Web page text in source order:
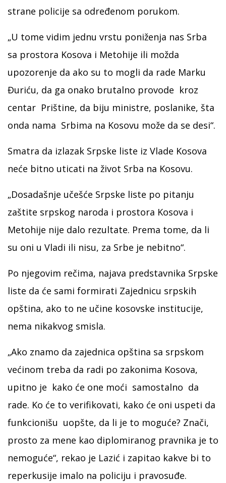
strane policije sa određenom porukom.
„U tome vidim jednu vrstu poniženja nas Srba
sa prostora Kosova i Metohije ili možda
upozorenje da ako su to mogli da rade Marku
Đuriću, da ga onako brutalno provode kroz
centar Prištine, da biju ministre, poslanike, šta
onda nama Srbima na Kosovu može da se desi“.
Smatra da izlazak Srpske liste iz Vlade Kosova
neće bitno uticati na život Srba na Kosovu.
„Dosadašnje učešće Srpske liste po pitanju
zaštite srpskog naroda i prostora Kosova i
Metohije nije dalo rezultate. Prema tome, da li
su oni u Vladi ili nisu, za Srbe je nebitno“.
Po njegovim rečima, najava predstavnika Srpske
liste da će sami formirati Zajednicu srpskih
opština, ako to ne učine kosovske institucije,
nema nikakvog smisla.
„Ako znamo da zajednica opština sa srpskom
većinom treba da radi po zakonima Kosova,
upitno je kako će one moći samostalno da
rade. Ko će to verifikovati, kako će oni uspeti da
funkcionišu uopšte, da li je to moguće? Znači,
prosto za mene kao diplomiranog pravnika je to
nemoguće“, rekao je Lazić i zapitao kakve bi to
reperkusije imalo na policiju i pravosuđe.